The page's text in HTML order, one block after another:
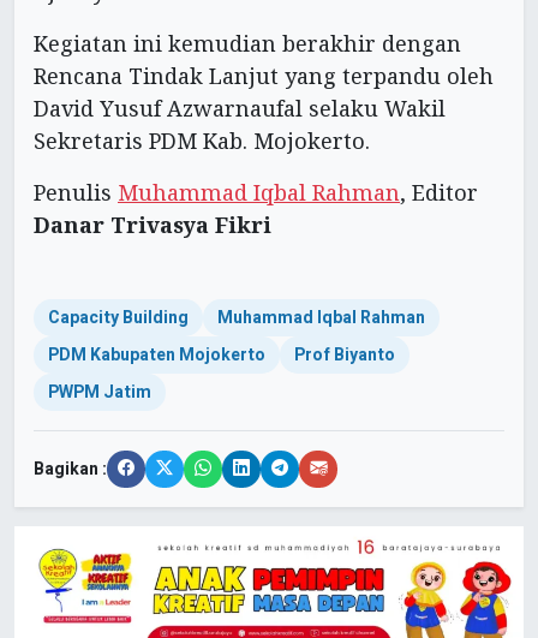
Kegiatan ini kemudian berakhir dengan
Rencana Tindak Lanjut yang terpandu oleh
David Yusuf Azwarnaufal selaku Wakil
Sekretaris PDM Kab. Mojokerto.
Penulis Muhammad Iqbal Rahman, Editor
Danar Trivasya Fikri
Capacity Building
Muhammad Iqbal Rahman
PDM Kabupaten Mojokerto
Prof Biyanto
PWPM Jatim
Bagikan :